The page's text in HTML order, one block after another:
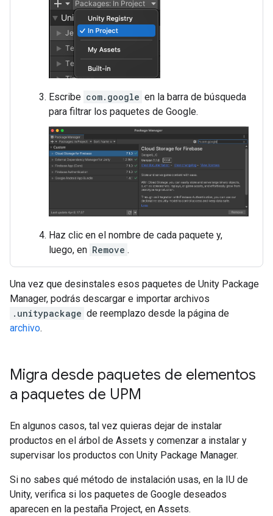
Escribe com.google en la barra de búsqueda
para filtrar los paquetes de Google.
Haz clic en el nombre de cada paquete y,
luego, en Remove .
Una vez que desinstales esos paquetes de Unity Package
Manager, podrás descargar e importar archivos
.unitypackage de reemplazo desde la página de
archivo.
Migra desde paquetes de elementos
a paquetes de UPM
En algunos casos, tal vez quieras dejar de instalar
productos en el árbol de Assets y comenzar a instalar y
supervisar los productos con Unity Package Manager.
Si no sabes qué método de instalación usas, en la IU de
Unity, verifica si los paquetes de Google deseados
aparecen en la pestaña Project, en Assets.